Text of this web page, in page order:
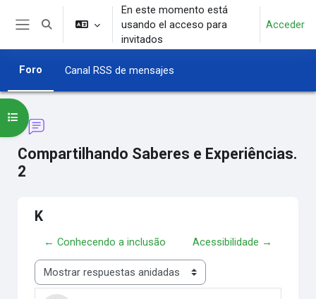
Salta al contenido principal
Selector de búsqueda de entrada
En este momento está
usando el acceso para
invitados
Acceder
Foro Canal RSS de mensajes
Compartilhando Saberes e Experiências.
2
Abrir índice del curso
K
← Conhecendo a inclusão Acessibilidade →
Mostrar modo